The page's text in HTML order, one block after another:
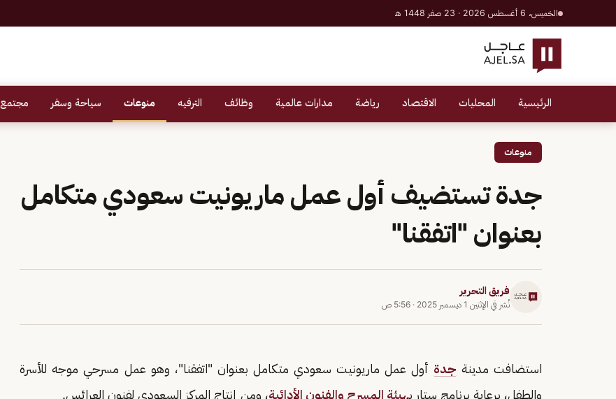
الخميس، 6 أغسطس 2026 · 23 صفر 1448 هـ
الرئيسية المحليات الاقتصاد رياضة مدارات عالمية وظائف الترفيه منوعات سياحة وسفر مجتمع
منوعات
جدة تستضيف أول عمل ماريونيت سعودي متكامل
بعنوان "اتفقنا"
فريق التحرير
نُشر في الإثنين 1 ديسمبر 2025 · 5:56 ص
استضافت مدينة جدة أول عمل ماريونيت سعودي متكامل بعنوان "اتفقنا"، وهو عمل مسرحي موجه للأسرة
والطفل، برعاية برنامج ستار بهيئة المسرح والفنون الأدائية، ومن إنتاج المركز السعودي لفنون العرائس.